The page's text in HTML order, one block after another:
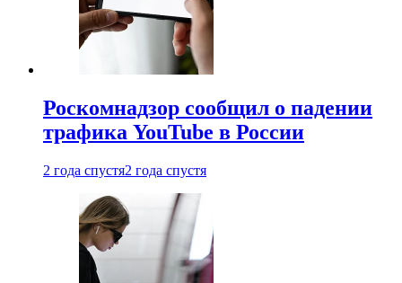
Роскомнадзор сообщил о падении
трафика YouTube в России
2 года спустя2 года спустя